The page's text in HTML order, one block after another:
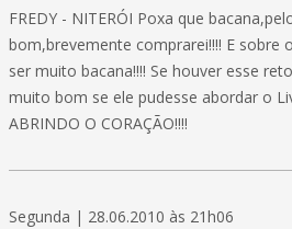
FREDY - NITERÓI Poxa que
bom,brevemente comprarei!!!! E sobre
ser muito bacana!!!! Se houver esse
muito bom se ele pudesse abordar o
ABRINDO O CORAÇÃO!!!!
Segunda | 28.06.2010 às 21h06